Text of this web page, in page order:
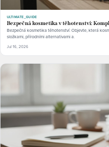
ULTIMATE_GUIDE
Bezpečná kosmetika v těhotenství:
Bezpečná kosmetika těhotenství: Objevte, která
složkami, přírodními alternativami a.
Jul 16, 2026